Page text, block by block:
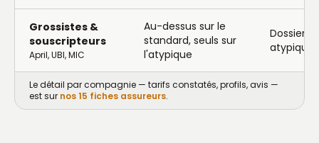
Grossistes &
souscripteurs
April, UBI, MIC
Au-dessus sur le
standard, seuls sur
l'atypique
Dossiers
Le détail par compagnie — tarifs constatés, profils, avis —
est sur nos 15 fiches assureurs.